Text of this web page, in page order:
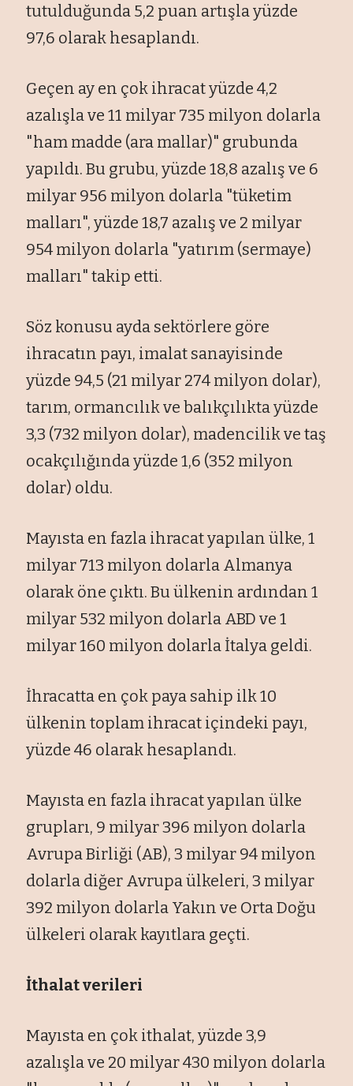
tutulduğunda 5,2 puan artışla yüzde
97,6 olarak hesaplandı.
Geçen ay en çok ihracat yüzde 4,2
azalışla ve 11 milyar 735 milyon dolarla
"ham madde (ara mallar)" grubunda
yapıldı. Bu grubu, yüzde 18,8 azalış ve 6
milyar 956 milyon dolarla "tüketim
malları", yüzde 18,7 azalış ve 2 milyar
954 milyon dolarla "yatırım (sermaye)
malları" takip etti.
Söz konusu ayda sektörlere göre
ihracatın payı, imalat sanayisinde
yüzde 94,5 (21 milyar 274 milyon dolar),
tarım, ormancılık ve balıkçılıkta yüzde
3,3 (732 milyon dolar), madencilik ve taş
ocakçılığında yüzde 1,6 (352 milyon
dolar) oldu.
Mayısta en fazla ihracat yapılan ülke, 1
milyar 713 milyon dolarla Almanya
olarak öne çıktı. Bu ülkenin ardından 1
milyar 532 milyon dolarla ABD ve 1
milyar 160 milyon dolarla İtalya geldi.
İhracatta en çok paya sahip ilk 10
ülkenin toplam ihracat içindeki payı,
yüzde 46 olarak hesaplandı.
Mayısta en fazla ihracat yapılan ülke
grupları, 9 milyar 396 milyon dolarla
Avrupa Birliği (AB), 3 milyar 94 milyon
dolarla diğer Avrupa ülkeleri, 3 milyar
392 milyon dolarla Yakın ve Orta Doğu
ülkeleri olarak kayıtlara geçti.
İthalat verileri
Mayısta en çok ithalat, yüzde 3,9
azalışla ve 20 milyar 430 milyon dolarla